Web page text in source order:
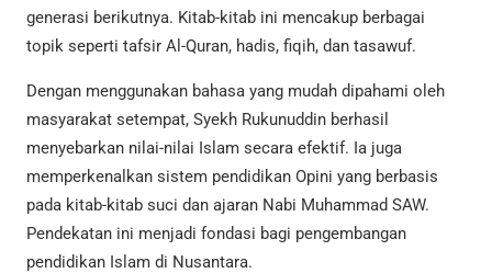
generasi berikutnya. Kitab-kitab ini mencakup berbagai
topik seperti tafsir Al-Quran, hadis, fiqih, dan tasawuf.
Dengan menggunakan bahasa yang mudah dipahami oleh
masyarakat setempat, Syekh Rukunuddin berhasil
menyebarkan nilai-nilai Islam secara efektif. Ia juga
memperkenalkan sistem pendidikan Opini yang berbasis
pada kitab-kitab suci dan ajaran Nabi Muhammad SAW.
Pendekatan ini menjadi fondasi bagi pengembangan
pendidikan Islam di Nusantara.